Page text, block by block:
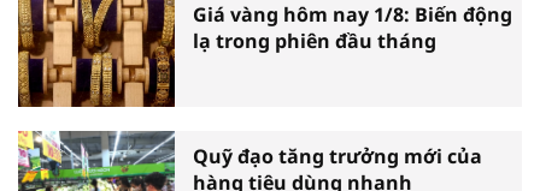
Giá vàng hôm nay 1/8: Biến động
lạ trong phiên đầu tháng
Quỹ đạo tăng trưởng mới của
hàng tiêu dùng nhanh